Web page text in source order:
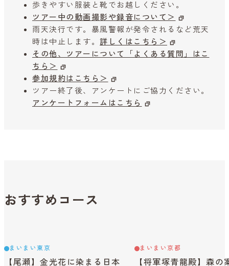
歩きやすい服装と靴でお越しください。
ツアー中の動画撮影や録音について＞
雨天決行です。暴風警報が発令されるなど荒天
時は中止します。 詳しくはこちら＞
その他、ツアーについて「よくある質問」はこ
ちら＞
参加規約はこちら＞
ツアー終了後、アンケートにご協力ください。
アンケートフォームはこちら
おすすめコース
まいまい東京
【尾瀬】金光花に染まる日本
まいまい京都
【将軍塚青龍殿】森の